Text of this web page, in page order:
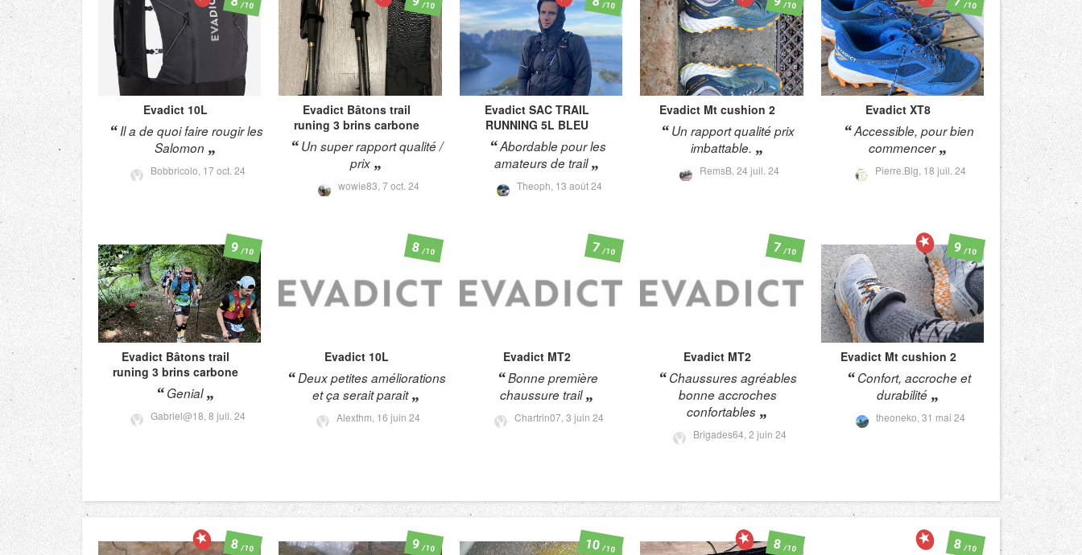
Evadict 10L
Il a de quoi faire rougir les
Salomon
Bobbricolo, 17 oct. 24
/10
Evadict Bâtons trail
runing 3 brins carbone
Un super rapport qualité /
prix
wowie83, 7 oct. 24
/10
Evadict SAC TRAIL
RUNNING 5L BLEU
Abordable pour les
amateurs de trail
Theoph, 13 août 24
/10
Evadict Mt cushion 2
Un rapport qualité prix
imbattable.
RemsB,24 juil. 24
/10
Evadict XT8
Accessible, pour bien
commencer
Pierre.Blg, 18 juil. 24
/10
Evadict Bâtons trail
runing 3 brins carbone
Genial
Gabriel@18, 8 juil. 24
9/10
Evadict 10L
Deux petites améliorations
et ça serait parait
Alexthm, 16 juin 24
8/10
Evadict MT2
Bonne première
chaussure trail
Chartrin07,3 juin 24
7/10
Evadict MT2
Chaussures agréables
bonne accroches
confortables
Brigades64, 2 juin 24
7/10
Evadict Mt cushion 2
Confort, accroche et
durabilité
theoneko, 31 mai 24
9/10
8/10 9/10 10/10 8/10 8/10